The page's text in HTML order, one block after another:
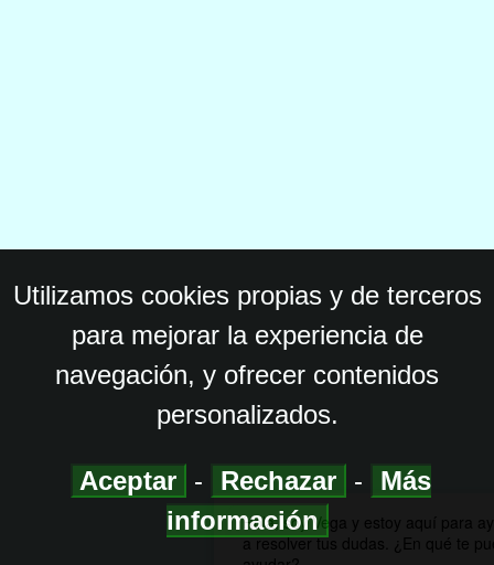
Utilizamos cookies propias y de terceros
para mejorar la experiencia de
navegación, y ofrecer contenidos
personalizados.
Aceptar - Rechazar -
Más
información